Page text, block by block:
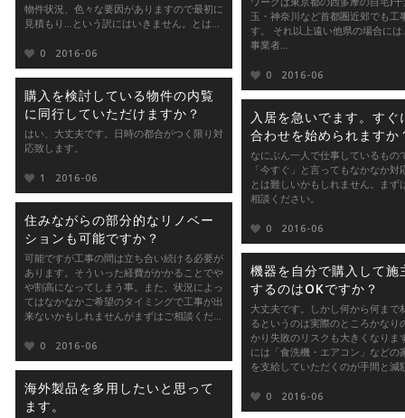
物件状況、色々な要因がありますので最初に
見積もり...という訳にはいきません。とは...
0 2016-06
玉・神奈川など首都圏近郊でも工
す。 それ以上遠い他県の場合には
事業者...
0 2016-06
購入を検討している物件の内覧
に同行していただけますか？
はい、大丈夫です。日時の都合がつく限り対
応致します。
1 2016-06
入居を急いでます。すぐ
合わせを始められますか
なにぶん一人で仕事しているもの
「今すぐ」と言ってもなかなか対
とは難しいかもしれません。まず
相談ください。
0 2016-06
住みながらの部分的なリノベー
ションも可能ですか？
可能ですが工事の間は立ち合い続ける必要が
あります。そういった経費がかかることでや
や割高になってしまう事。また、状況によっ
てはなかなかご希望のタイミングで工事が出
来ないかもしれませんがまずはご相談くだ...
0 2016-06
機器を自分で購入して施
するのはOKですか？
大丈夫です。しかし何から何まで
るというのは実際のところかなり
かり失敗のリスクも大きくなりま
には「食洗機・エアコン」などの
を支給していただくのが手間と減
0 2016-06
海外製品を多用したいと思って
ます。